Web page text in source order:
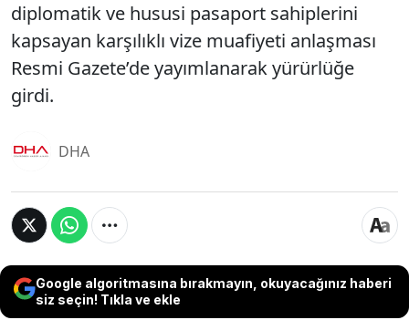
diplomatik ve hususi pasaport sahiplerini
kapsayan karşılıklı vize muafiyeti anlaşması
Resmi Gazete’de yayımlanarak yürürlüğe
girdi.
DHA
Google algoritmasına bırakmayın, okuyacağınız haberi
siz seçin! Tıkla ve ekle